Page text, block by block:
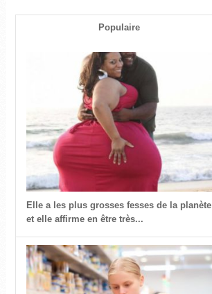
Populaire
Elle a les plus grosses fesses de la planète
et elle affirme en être très...